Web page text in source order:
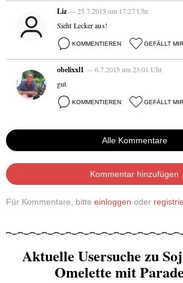
Liz— 25.7.2015 um 17:27 Uhr
Sieht Lecker aus!
KOMMENTIEREN GEFÄLLT MIR
obelixxl1 — 6.7.2015 um 23:01 Uhr
gut
KOMMENTIEREN GEFÄLLT MIR
Alle Kommentare
Kommentar hinzufügen
Für Kommentare, bitte einloggen oder
Aktuelle Usersuche zu
Omelette mit